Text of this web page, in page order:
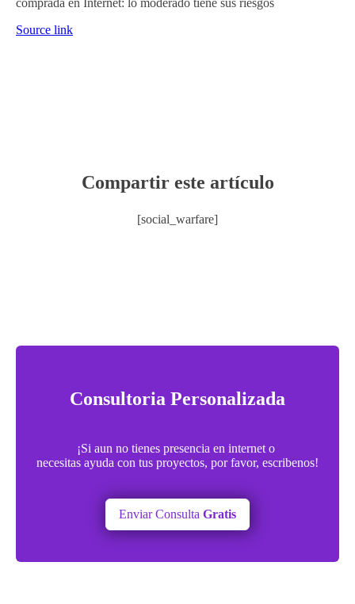
comprada en Internet: lo moderado tiene sus riesgos
Source link
Compartir este artículo
[social_warfare]
Consultoria Personalizada
¡Si aun no tienes presencia en internet o
necesitas ayuda con tus proyectos, por favor, escribenos!
Enviar Consulta Gratis